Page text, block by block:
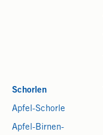
Schorlen
Apfel-Schorle
Apfel-Birnen-